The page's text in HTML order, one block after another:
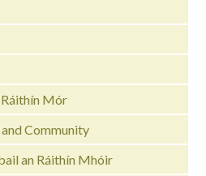
Mór
Community
an Ráithín Mhóir